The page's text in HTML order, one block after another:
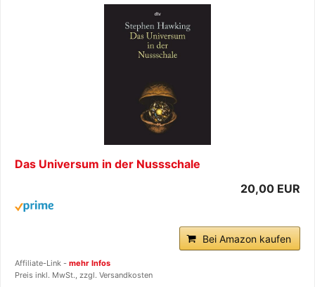
Das Universum in der Nussschale
20,00 EUR
Bei Amazon kaufen
Affiliate-Link - mehr Infos
Preis inkl. MwSt., zzgl. Versandkosten